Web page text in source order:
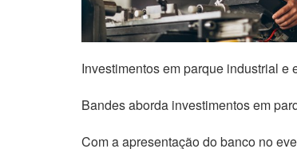
Investimentos em parque industrial e
Bandes aborda investimentos em
Com a apresentação do banco no